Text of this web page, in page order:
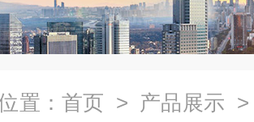
置： 首页 > 产品展示